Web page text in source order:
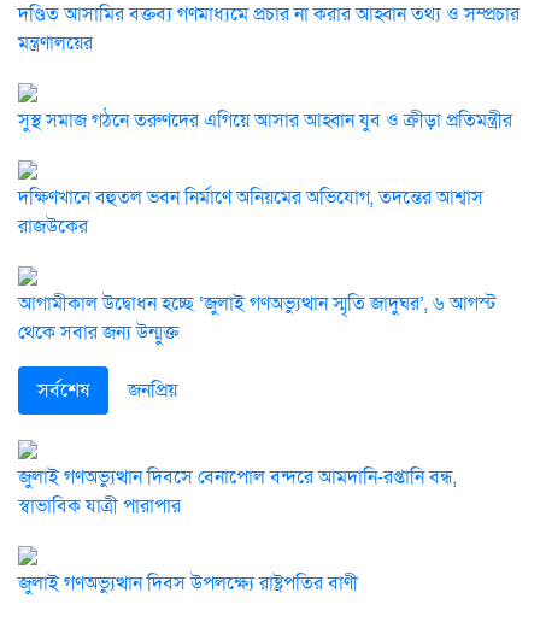
দণ্ডিত আসামির বক্তব্য গণমাধ্যমে প্রচার না করার আহ্বান তথ্য ও সম্প্রচার
মন্ত্রণালয়ের
সুস্থ সমাজ গঠনে তরুণদের এগিয়ে আসার আহ্বান যুব ও ক্রীড়া প্রতিমন্ত্রীর
দক্ষিণখানে বহুতল ভবন নির্মাণে অনিয়মের অভিযোগ, তদন্তের আশ্বাস
রাজউকের
আগামীকাল উদ্বোধন হচ্ছে ‘জুলাই গণঅভ্যুত্থান স্মৃতি জাদুঘর’, ৬ আগস্ট
থেকে সবার জন্য উন্মুক্ত
সর্বশেষ জনপ্রিয়
জুলাই গণঅভ্যুত্থান দিবসে বেনাপোল বন্দরে আমদানি-রপ্তানি বন্ধ,
স্বাভাবিক যাত্রী পারাপার
জুলাই গণঅভ্যুত্থান দিবস উপলক্ষ্যে রাষ্ট্রপতির বাণী